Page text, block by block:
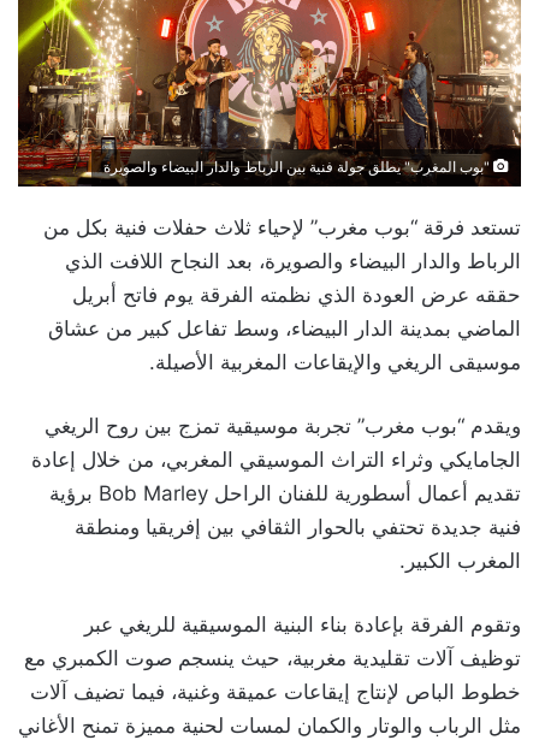
"بوب المغرب" يطلق جولة فنية بين الرباط والدار البيضاء والصويرة
تستعد فرقة “بوب مغرب” لإحياء ثلاث حفلات فنية بكل من
الرباط والدار البيضاء والصويرة، بعد النجاح اللافت الذي
حققه عرض العودة الذي نظمته الفرقة يوم فاتح أبريل
الماضي بمدينة الدار البيضاء، وسط تفاعل كبير من عشاق
موسيقى الريغي والإيقاعات المغربية الأصيلة.
ويقدم “بوب مغرب” تجربة موسيقية تمزج بين روح الريغي
الجامايكي وثراء التراث الموسيقي المغربي، من خلال إعادة
تقديم أعمال أسطورية للفنان الراحل Bob Marley برؤية
فنية جديدة تحتفي بالحوار الثقافي بين إفريقيا ومنطقة
المغرب الكبير.
وتقوم الفرقة بإعادة بناء البنية الموسيقية للريغي عبر
توظيف آلات تقليدية مغربية، حيث ينسجم صوت الكمبري مع
خطوط الباص لإنتاج إيقاعات عميقة وغنية، فيما تضيف آلات
مثل الرباب والوتار والكمان لمسات لحنية مميزة تمنح الأغاني